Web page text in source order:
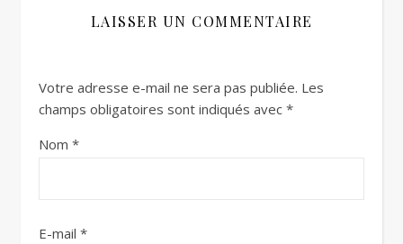
LAISSER UN COMMENTAIRE
Votre adresse e-mail ne sera pas publiée. Les
champs obligatoires sont indiqués avec *
Nom *
E-mail *